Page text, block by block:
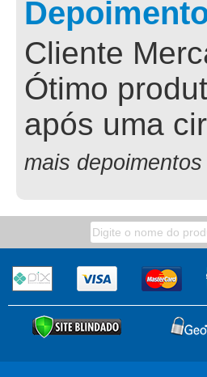
Cliente
Ótimo
após uma
mais depoimentos